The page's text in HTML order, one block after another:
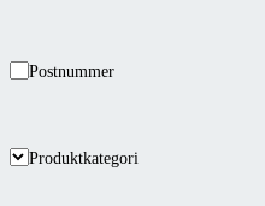
Postnummer
Produktkategori